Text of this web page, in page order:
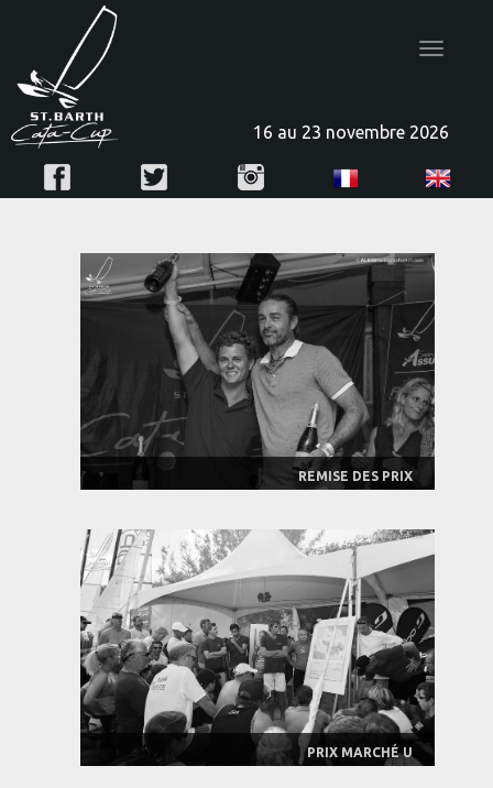
Toggle
16 au 23 novembre 2026
REMISE DES PRIX
PRIX MARCHÉ U